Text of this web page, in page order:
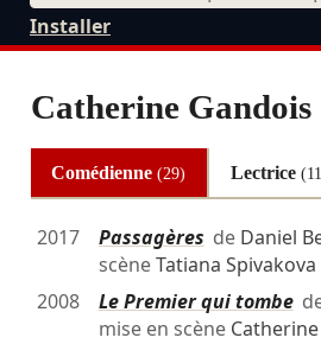
Installer
Catherine Gandois
Comédienne(29) Lectrice
2017 Passagères de Daniel
scèneTatiana Spivakova
2008
Le Premier qui tombe
mise en scène